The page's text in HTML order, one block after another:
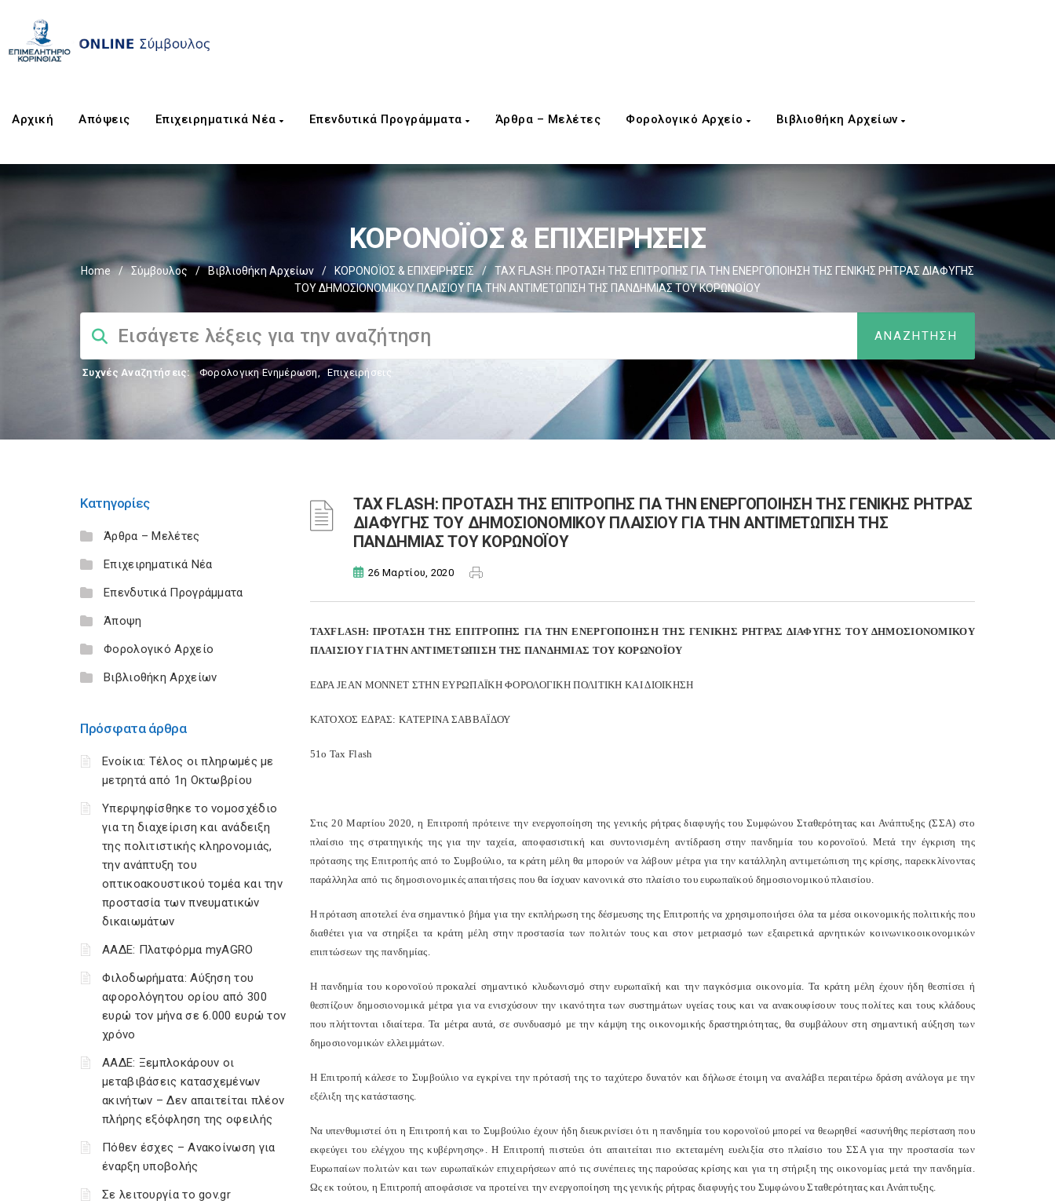
Αρχική Απόψεις Επιχειρηματικά Νέα Επενδυτικά Προγράμματα Άρθρα – Μελέτες Φορολογικό Αρχείο Βιβλιοθήκη Αρχείων
ΚΟΡΟΝΟΪΟΣ & ΕΠΙΧΕΙΡΗΣΕΙΣ
Home / Σύμβουλος / Βιβλιοθήκη Αρχείων / ΚΟΡΟΝΟΪΟΣ & ΕΠΙΧΕΙΡΗΣΕΙΣ /
TAX FLASH: ΠΡΟΤΑΣΗ ΤΗΣ ΕΠΙΤΡΟΠΗΣ ΓΙΑ ΤΗΝ ΕΝΕΡΓΟΠΟΙΗΣΗ ΤΗΣ ΓΕΝΙΚΗΣ ΡΗΤΡΑΣ ΔΙΑΦΥΓΗΣ
ΤΟΥ ΔΗΜΟΣΙΟΝΟΜΙΚΟΥ ΠΛΑΙΣΙΟΥ ΓΙΑ ΤΗΝ ΑΝΤΙΜΕΤΩΠΙΣΗ ΤΗΣ ΠΑΝΔΗΜΙΑΣ ΤΟΥ ΚΟΡΩΝΟΪΟΥ
Συχνές Αναζητήσεις: Φορολογικη Ενημέρωση, Επιχειρήσεις
Κατηγορίες
Άρθρα – Μελέτες
Επιχειρηματικά Νέα
Επενδυτικά Προγράμματα
Άποψη
Φορολογικό Αρχείο
Βιβλιοθήκη Αρχείων
Πρόσφατα άρθρα
Ενοίκια: Τέλος οι πληρωμές με
μετρητά από 1η Οκτωβρίου
Υπερψηφίσθηκε το νομοσχέδιο
για τη διαχείριση και ανάδειξη
της πολιτιστικής κληρονομιάς,
την ανάπτυξη του
οπτικοακουστικού τομέα και την
προστασία των πνευματικών
δικαιωμάτων
ΑΑΔΕ: Πλατφόρμα myAGRO
Φιλοδωρήματα: Αύξηση του
αφορολόγητου ορίου από 300
ευρώ τον μήνα σε 6.000 ευρώ τον
χρόνο
ΑΑΔΕ: Ξεμπλοκάρουν οι
μεταβιβάσεις κατασχεμένων
ακινήτων – Δεν απαιτείται πλέον
πλήρης εξόφληση της οφειλής
Πόθεν έσχες – Ανακοίνωση για
έναρξη υποβολής
Σε λειτουργία το gov.gr
TAX FLASH: ΠΡΟΤΑΣΗ ΤΗΣ ΕΠΙΤΡΟΠΗΣ ΓΙΑ ΤΗΝ ΕΝΕΡΓΟΠΟΙΗΣΗ ΤΗΣ ΓΕΝΙΚΗΣ ΡΗΤΡΑΣ
ΔΙΑΦΥΓΗΣ ΤΟΥ ΔΗΜΟΣΙΟΝΟΜΙΚΟΥ ΠΛΑΙΣΙΟΥ ΓΙΑ ΤΗΝ ΑΝΤΙΜΕΤΩΠΙΣΗ ΤΗΣ
ΠΑΝΔΗΜΙΑΣ ΤΟΥ ΚΟΡΩΝΟΪΟΥ
26 Μαρτίου, 2020
TAXFLASH: ΠΡΟΤΑΣΗ ΤΗΣ ΕΠΙΤΡΟΠΗΣ ΓΙΑ ΤΗΝ ΕΝΕΡΓΟΠΟΙΗΣΗ ΤΗΣ ΓΕΝΙΚΗΣ ΡΗΤΡΑΣ ΔΙΑΦΥΓΗΣ ΤΟΥ ΔΗΜΟΣΙΟΝΟΜΙΚΟΥ
ΠΛΑΙΣΙΟΥ ΓΙΑ ΤΗΝ ΑΝΤΙΜΕΤΩΠΙΣΗ ΤΗΣ ΠΑΝΔΗΜΙΑΣ ΤΟΥ ΚΟΡΩΝΟΪΟΥ
ΕΔΡΑ JEAN MONNET ΣΤΗΝ ΕΥΡΩΠΑΪΚΗ ΦΟΡΟΛΟΓΙΚΗ ΠΟΛΙΤΙΚΗ ΚΑΙ ΔΙΟΙΚΗΣΗ
ΚΑΤΟΧΟΣ ΕΔΡΑΣ: ΚΑΤΕΡΙΝΑ ΣΑΒΒΑΪΔΟΥ
51ο Tax Flash
Στις 20 Μαρτίου 2020, η Επιτροπή πρότεινε την ενεργοποίηση της γενικής ρήτρας διαφυγής του Συμφώνου Σταθερότητας και Ανάπτυξης (ΣΣΑ) στο
πλαίσιο της στρατηγικής της για την ταχεία, αποφασιστική και συντονισμένη αντίδραση στην πανδημία του κορονοϊού. Μετά την έγκριση της
πρότασης της Επιτροπής από το Συμβούλιο, τα κράτη μέλη θα μπορούν να λάβουν μέτρα για την κατάλληλη αντιμετώπιση της κρίσης, παρεκκλίνοντας
παράλληλα από τις δημοσιονομικές απαιτήσεις που θα ίσχυαν κανονικά στο πλαίσιο του ευρωπαϊκού δημοσιονομικού πλαισίου.
Η πρόταση αποτελεί ένα σημαντικό βήμα για την εκπλήρωση της δέσμευσης της Επιτροπής να χρησιμοποιήσει όλα τα μέσα οικονομικής πολιτικής που
διαθέτει για να στηρίξει τα κράτη μέλη στην προστασία των πολιτών τους και στον μετριασμό των εξαιρετικά αρνητικών κοινωνικοοικονομικών
επιπτώσεων της πανδημίας.
Η πανδημία του κορονοϊού προκαλεί σημαντικό κλυδωνισμό στην ευρωπαϊκή και την παγκόσμια οικονομία. Τα κράτη μέλη έχουν ήδη θεσπίσει ή
θεσπίζουν δημοσιονομικά μέτρα για να ενισχύσουν την ικανότητα των συστημάτων υγείας τους και να ανακουφίσουν τους πολίτες και τους κλάδους
που πλήττονται ιδιαίτερα. Τα μέτρα αυτά, σε συνδυασμό με την κάμψη της οικονομικής δραστηριότητας, θα συμβάλουν στη σημαντική αύξηση των
δημοσιονομικών ελλειμμάτων.
Η Επιτροπή κάλεσε το Συμβούλιο να εγκρίνει την πρότασή της το ταχύτερο δυνατόν και δήλωσε έτοιμη να αναλάβει περαιτέρω δράση ανάλογα με την
εξέλιξη της κατάστασης.
Να υπενθυμιστεί ότι η Επιτροπή και το Συμβούλιο έχουν ήδη διευκρινίσει ότι η πανδημία του κορονοϊού μπορεί να θεωρηθεί «ασυνήθης περίσταση που
εκφεύγει του ελέγχου της κυβέρνησης». Η Επιτροπή πιστεύει ότι απαιτείται πιο εκτεταμένη ευελιξία στο πλαίσιο του ΣΣΑ για την προστασία των
Ευρωπαίων πολιτών και των ευρωπαϊκών επιχειρήσεων από τις συνέπειες της παρούσας κρίσης και για τη στήριξη της οικονομίας μετά την πανδημία.
Ως εκ τούτου, η Επιτροπή αποφάσισε να προτείνει την ενεργοποίηση της γενικής ρήτρας διαφυγής του Συμφώνου Σταθερότητας και Ανάπτυξης.